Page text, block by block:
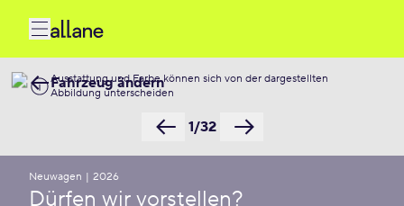
Ausstattung und Farbe können sich von der dargestellten
Abbildung unterscheiden
1/32
Fahrzeug ändern
Neuwagen | 2026
Dürfen wir vorstellen?